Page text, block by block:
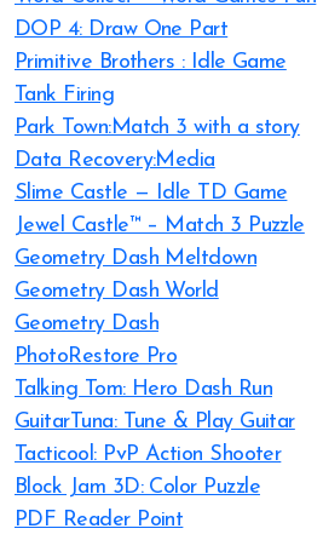
DOP 4: Draw One Part
Primitive Brothers : Idle Game
Tank Firing
Park Town:Match 3 with a story
Data Recovery:Media
Slime Castle — Idle TD Game
Jewel Castle™ – Match 3 Puzzle
Geometry Dash Meltdown
Geometry Dash World
Geometry Dash
PhotoRestore Pro
Talking Tom: Hero Dash Run
GuitarTuna: Tune & Play Guitar
Tacticool: PvP Action Shooter
Block Jam 3D: Color Puzzle
PDF Reader Point